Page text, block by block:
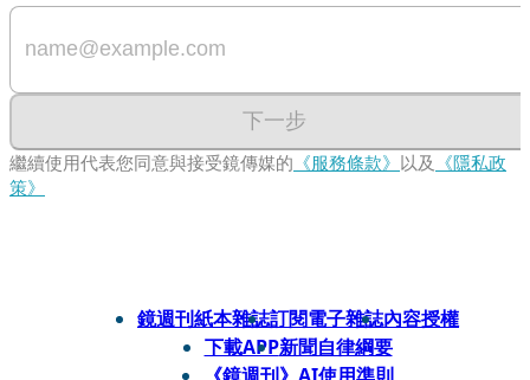
下一步
繼續使用代表您同意與接受鏡傳媒的 《服務條款》 以及 《隱私政
策》
鏡週刊紙本雜誌訂閱電子雜誌內容授權
下載APP新聞自律綱要